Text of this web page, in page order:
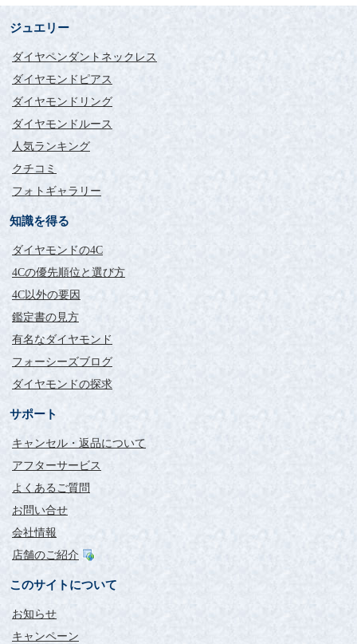
ジュエリー
ダイヤペンダントネックレス
ダイヤモンドピアス
ダイヤモンドリング
ダイヤモンドルース
人気ランキング
クチコミ
フォトギャラリー
知識を得る
ダイヤモンドの4C
4Cの優先順位と選び方
4C以外の要因
鑑定書の見方
有名なダイヤモンド
フォーシーズブログ
ダイヤモンドの探求
サポート
キャンセル・返品について
アフターサービス
よくあるご質問
お問い合せ
会社情報
店舗のご紹介
このサイトについて
お知らせ
キャンペーン